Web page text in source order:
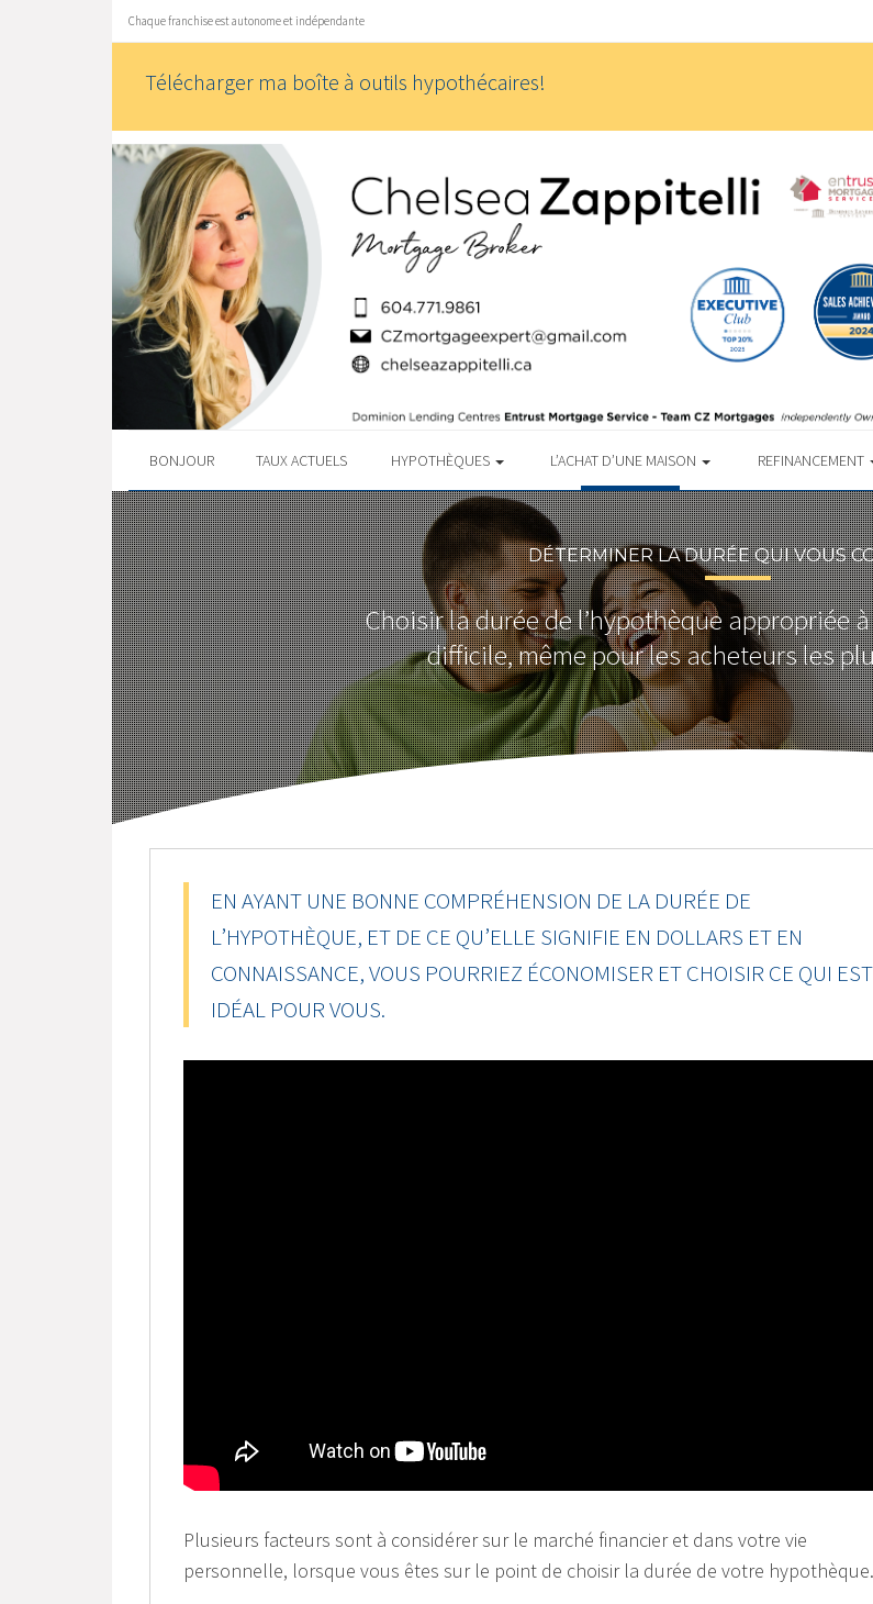
Chaque franchise est autonome et indépendante
Télécharger ma boîte à outils hypothécaires!
BONJOUR TAUX ACTUELS HYPOTHÈQUES L’ACHAT D’UNE MAISON REFINANCEMENT
DÉTERMINER LA DURÉE QUI VOUS
Choisir la durée de l’hypothèque appropriée
difficile, même pour les acheteurs les
EN AYANT UNE BONNE COMPRÉHENSION DE LA DURÉE DE
L’HYPOTHÈQUE, ET DE CE QU’ELLE SIGNIFIE EN DOLLARS ET EN
CONNAISSANCE, VOUS POURRIEZ ÉCONOMISER ET CHOISIR CE QUI EST
IDÉAL POUR VOUS.
Plusieurs facteurs sont à considérer sur le marché financier et dans votre vie
personnelle, lorsque vous êtes sur le point de choisir la durée de votre hypothèque.